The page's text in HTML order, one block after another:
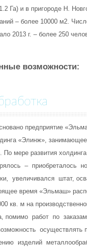
Га) и в пригороде Н.
– более 10000 м2.
2013 г. – более 250
возможности:
предприятие
«Элинж»,
По мере развития
– приобреталось
увеличивался штат,
время «Эльмаш»
кв. м на
помимо работ по
осуществлять
изделий